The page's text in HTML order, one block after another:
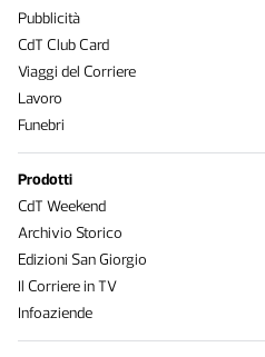
Pubblicità
CdT Club Card
Viaggi del Corriere
Lavoro
Funebri
Prodotti
CdT Weekend
Archivio Storico
Edizioni San Giorgio
Il Corriere in TV
Infoaziende